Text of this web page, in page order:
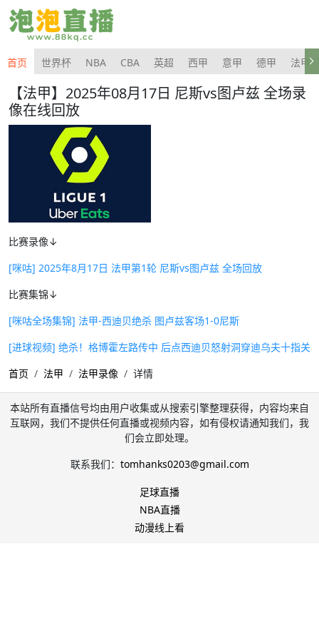
首页 世界杯 NBA CBA 英超 西甲 意甲 德甲 法甲
【法甲】2025年08月17日 尼斯vs图卢兹 全场录
像在线回放
比赛录像↓
[咪咕] 2025年8月17日 法甲第1轮 尼斯vs图卢兹 全场回放
比赛集锦↓
[咪咕全场集锦] 法甲-西迪贝绝杀 图卢兹客场1-0尼斯
[进球视频] 绝杀！格博霍左路传中 后点西迪贝怒射洞穿迪乌夫十指关
首页
法甲 法甲录像 详情
本站所有直播信号均由用户收集或从搜索引擎整理获得，内容均来自
互联网，我们不提供任何直播或视频内容，如有侵权请通知我们，我
们会立即处理。
联系我们： tomhanks0203@gmail.com
足球直播
NBA直播
动漫线上看